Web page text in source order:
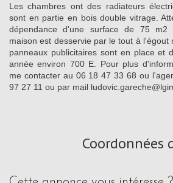
Les chambres ont des radiateurs
sont en partie en bois double vitrage.
dépendance d'une surface de 75 m2
maison est desservie par le tout à l'égout
panneaux publicitaires sont en place et
année environ 700 E. Pour plus
me contacter au 06 18 47 33 68 ou
97 27 11 ou par mail
Coordonnées